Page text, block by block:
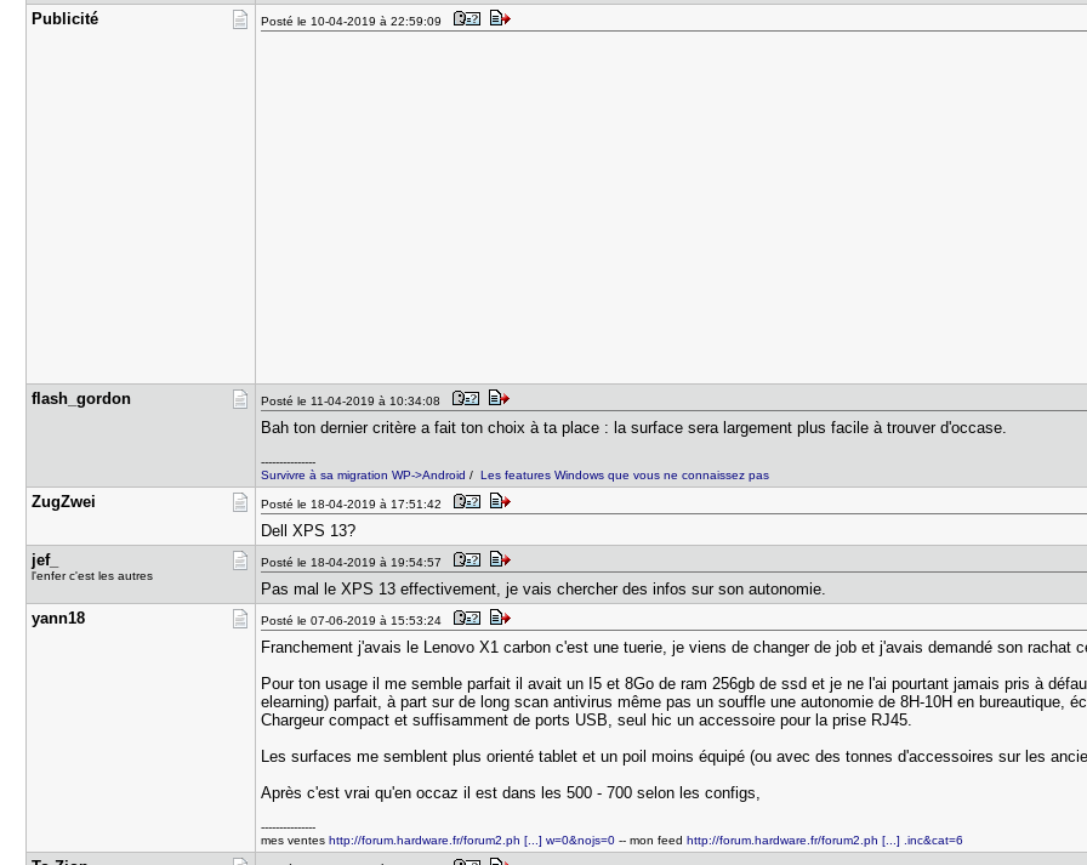
Publicité
Posté le 10-04-2019 à 22:59:09
flash_gord​on Posté le 11-04-2019 à 10:34:08
Bah ton dernier critère a fait ton choix à ta place : la surface sera largement plus facile à trouver d'occase.
---------------
Survivre à sa migration WP->Android /Les features Windows que vous ne connaissez pas
ZugZwei Posté le 18-04-2019 à 17:51:42
Dell XPS 13?
jef_
l'enfer c'est les autres
Posté le 18-04-2019 à 19:54:57
Pas mal le XPS 13 effectivement, je vais chercher des infos sur son autonomie.
yann18
Posté le 07-06-2019 à 15:53:24
Franchement j'avais le Lenovo X1 carbon c'est une tuerie, je viens de changer de job et j'avais demandé son rachat
Pour ton usage il me semble parfait il avait un I5 et 8Go de ram 256gb de ssd et je ne l'ai pourtant jamais pris à
elearning) parfait, à part sur de long scan antivirus même pas un souffle une autonomie de 8H-10H en bureautique,
Chargeur compact et suffisamment de ports USB, seul hic un accessoire pour la prise RJ45.
Les surfaces me semblent plus orienté tablet et un poil moins équipé (ou avec des tonnes d'accessoires sur les
Après c'est vrai qu'en occaz il est dans les 500 - 700 selon les configs,
---------------
mes venteshttp://forum.hardware.fr/forum2.ph [...] w=0&nojs=0 -- mon feedhttp://forum.hardware.fr/forum2.ph [...] .inc&cat=6